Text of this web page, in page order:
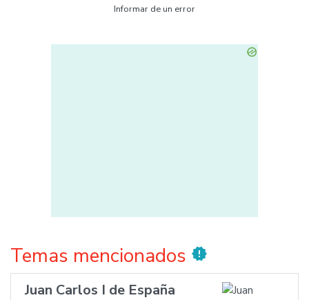
Informar de un error
Temas mencionados new_releases
Juan Carlos I de España